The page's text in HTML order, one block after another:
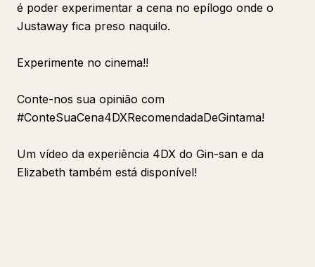
é poder experimentar a cena no epílogo onde o
Justaway fica preso naquilo.
Experimente no cinema!!
Conte-nos sua opinião com
#ConteSuaCena4DXRecomendadaDeGintama!
Um vídeo da experiência 4DX do Gin-san e da
Elizabeth também está disponível!